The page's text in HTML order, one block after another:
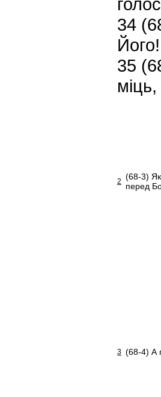
34
Його!
35
2 (68-3) Як
перед
3 (68-4) А